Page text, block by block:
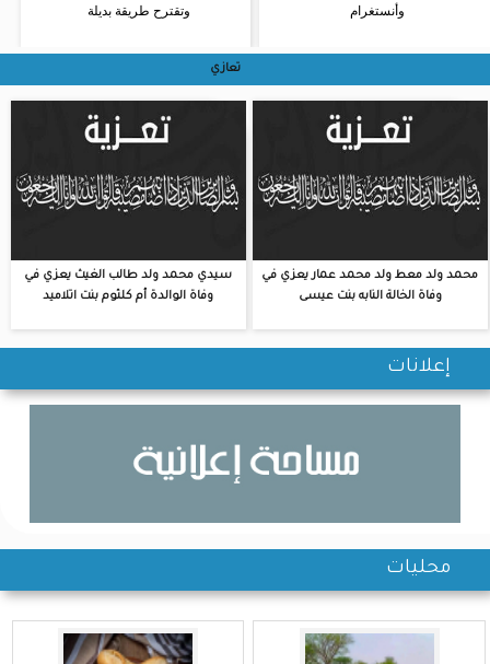
وأنستغرام
وتقترح طريقة بديلة
تعازي
محمد ولد معط ولد محمد عمار يعزي في
وفاة الخالة النابه بنت عيسى
سيدي محمد ولد طالب الغيث يعزي في
وفاة الوالدة أم كلثوم بنت اتلاميد
إعلانات
محليات